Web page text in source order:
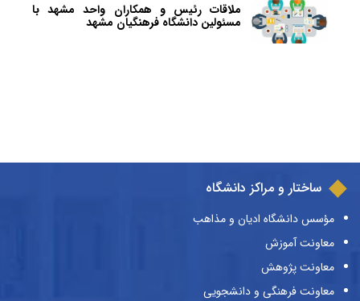
ملاقات رئیس و همکاران واحد مشهد با
مسئولین دانشگاه فرهنگیان مشهد
ساختار و مراکز دانشگاه
مؤسس دانشگاه ادیان و مذاهب
معاونت آموزش
معاونت پژوهش
معاونت فرهنگی و دانشجویی